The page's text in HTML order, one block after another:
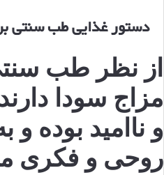
دستور غذایی طب سنتی
از نظر طب
مزاج سودا
و ناامید بوده و
روحی و فکری